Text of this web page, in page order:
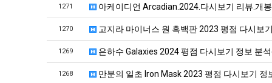
1271 아케이디언 Arcadian.2024.다시보기 리뷰.개
1270 고지라 마이너스 원 흑백판 2023 평점 다시보
1269 은하수 Galaxies 2024 평점 다시보기 정보 분
1268 만분의 일초 Iron Mask 2023 평점 다시보기 정